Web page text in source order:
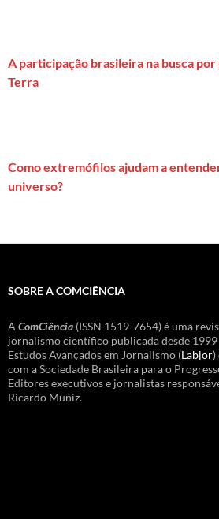
A participação brasileira na busca por
Terra
Como extremófilos ajudam a
universo?
SOBRE A COMCIÊNCIA
A ComCiência (ISSN 1519-7654) é uma
jornalismo científico publicada desde
Estudos Avançados em Jornalismo (Labjor)
com a Sociedade Brasileira para o
Editores executivos e jornalistas
Ricardo Muniz.